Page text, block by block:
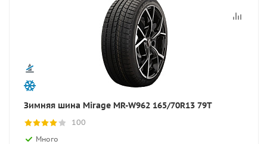
Зимняя шина Mirage MR-W962 165/70R13 79T
100
Много